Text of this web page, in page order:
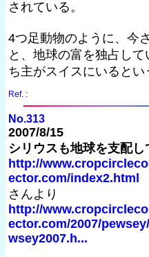
されている。
4つ足動物のように、今
と、地球の富を独占し
ち主がスイスにいるとい
Ref. :
No.313
2007/8/15
シリウスも地球を支配し
http://
ector.com/index2.html
さんより
http://
ector.com/2007/
wsey2007.h...